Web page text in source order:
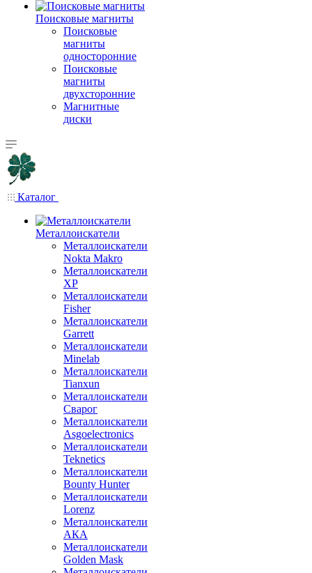
Поисковые магниты
Поисковые
магниты
односторонние
Поисковые
магниты
двухсторонние
Магнитные
диски
Каталог
Металлоискатели
Металлоискатели
Nokta Makro
Металлоискатели
XP
Металлоискатели
Fisher
Металлоискатели
Garrett
Металлоискатели
Minelab
Металлоискатели
Tianxun
Металлоискатели
Сварог
Металлоискатели
Asgoelectronics
Металлоискатели
Teknetics
Металлоискатели
Bounty Hunter
Металлоискатели
Lorenz
Металлоискатели
АКА
Металлоискатели
Golden Mask